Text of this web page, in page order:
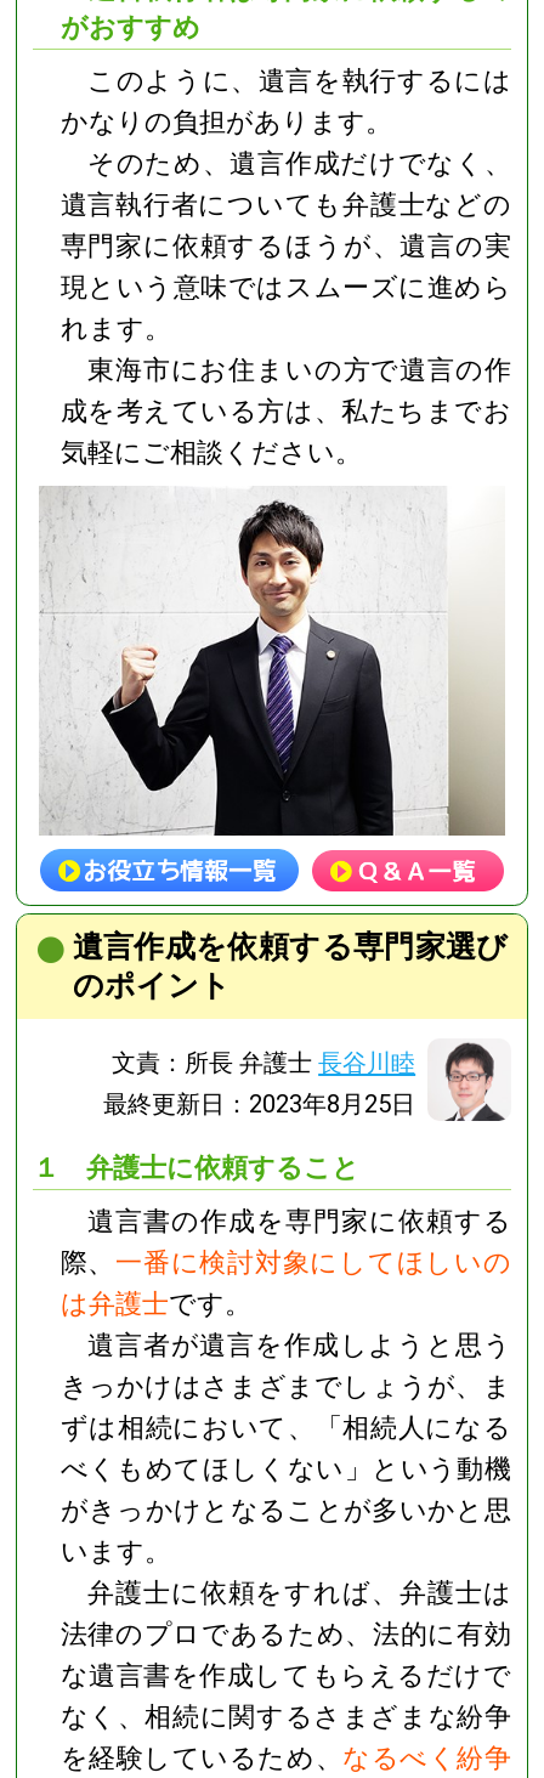
がおすすめ
このように、遺言を執行するには
かなりの負担があります。
そのため、遺言作成だけでなく、
遺言執行者についても弁護士などの
専門家に依頼するほうが、遺言の実
現という意味ではスムーズに進めら
れます。
東海市にお住まいの方で遺言の作
成を考えている方は、私たちまでお
気軽にご相談ください。
遺言作成を依頼する専門家選び
のポイント
文責：所長 弁護士長谷川睦
最終更新日：2023年8月25日
１ 弁護士に依頼すること
遺言書の作成を専門家に依頼する
際、 一番に検討対象にしてほしいの
は弁護士です。
遺言者が遺言を作成しようと思う
きっかけはさまざまでしょうが、ま
ずは相続において、「相続人になる
べくもめてほしくない」という動機
がきっかけとなることが多いかと思
います。
弁護士に依頼をすれば、弁護士は
法律のプロであるため、法的に有効
な遺言書を作成してもらえるだけで
なく、相続に関するさまざまな紛争
を経験しているため、 なるべく紛争